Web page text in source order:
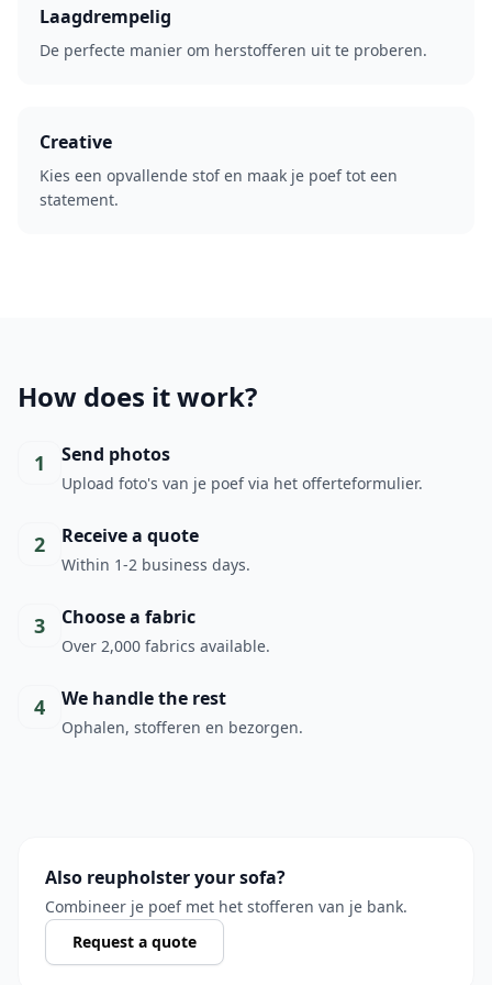
Laagdrempelig
De perfecte manier om herstofferen uit te proberen.
Creative
Kies een opvallende stof en maak je poef tot een
statement.
How does it work?
1 Send photos
Upload foto's van je poef via het offerteformulier.
2 Receive a quote
Within 1-2 business days.
3 Choose a fabric
Over 2,000 fabrics available.
4 We handle the rest
Ophalen, stofferen en bezorgen.
Also reupholster your sofa?
Combineer je poef met het stofferen van je bank.
Request a quote